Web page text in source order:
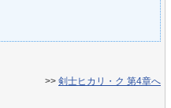
>> 剣士ヒカリ・ク 第4章へ